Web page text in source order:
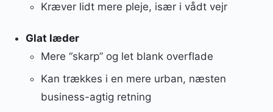
Kræver lidt mere pleje, især i vådt vejr
Glat læder
Mere “skarp” og let blank overflade
Kan trækkes i en mere urban, næsten
business-agtig retning